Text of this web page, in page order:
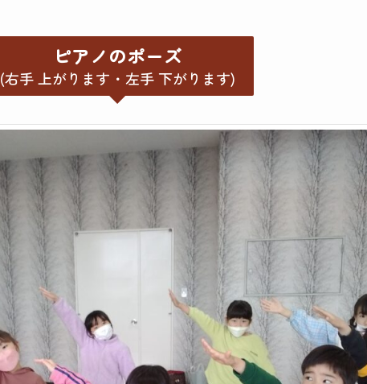
ピアノのポーズ
(右手 上がります ･ 左手 下がります)